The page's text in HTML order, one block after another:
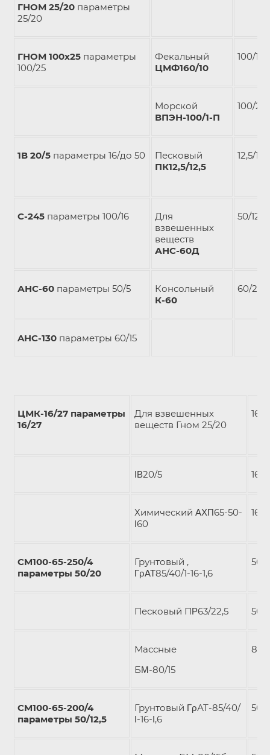
ГНОМ 25/20параметры
25/20
ГНОМ 100х25параметры
100/25
Фекальный
ЦМФ160/10
100/17
Морской
ВПЭН-100/1-П
100/20
1В 20/5 параметры 16/до 50
Песковый
ПК12,5/12,5
12,5/12,5
С-245параметры 100/16
Для
взвешенных
веществ
АНС-60Д
50/12
АНС-60параметры 50/5
Консольный
К-60
60/20
AHC-130параметры 60/15
ЦМК-16/27 параметры
16/27
Для взвешенных
веществ Гном 25/20
16/
ΙΒ20/5 16/
Химический ΑΧΠ65-50-
Ι60
16/
СM100-65-250/4
параметры 50/20
Грунтовый ,
ΓρΑΤ85/40/1-16-1,6
50/
Песковый ПΡ63/22,5 50/
Массные
БΜ-80/15
80/
CM100-65-200/4
параметры 50/12,5
Грунтовый ΓρАТ-85/40/
Ι-16-Ι,6
50/